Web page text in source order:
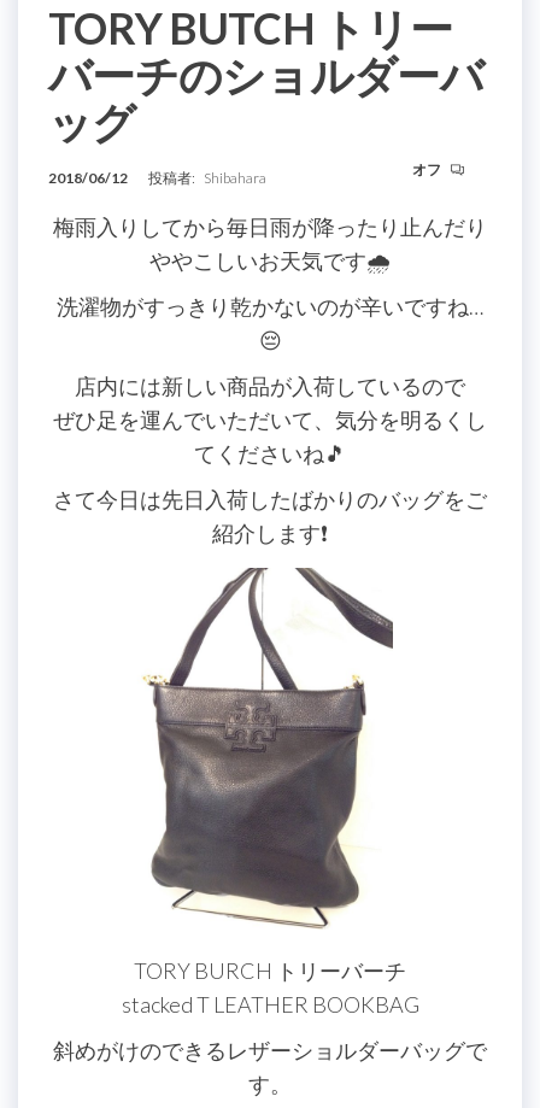
TORY BUTCH トリー
バーチのショルダーバ
ッグ
2018/06/12 投稿者: Shibahara オフ
梅雨入りしてから毎日雨が降ったり止んだり
ややこしいお天気です🌧
洗濯物がすっきり乾かないのが辛いですね…
😔
店内には新しい商品が入荷しているので
ぜひ足を運んでいただいて、気分を明るくし
てくださいね🎵
さて今日は先日入荷したばかりのバッグをご
紹介します❗️
TORY BURCH トリーバーチ
stacked T LEATHER BOOKBAG
斜めがけのできるレザーショルダーバッグで
す。